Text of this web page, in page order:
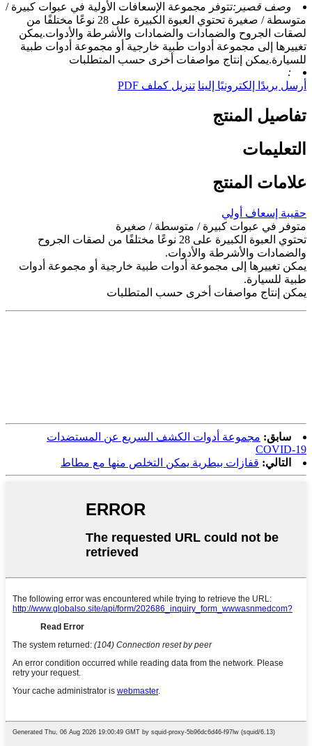
وصف قصير:تتوفر مجموعة الإسعافات الأولية في عبوات كبيرة /
متوسطة / صغيرة تحتوي العبوة الكبيرة على 28 نوعًا مختلفًا من
لصقات الجروح والضمادات والضمادات والأشرطة والأدوات.يمكن
تغييرها إلى مجموعة أدوات طبية خارجية أو مجموعة أدوات طبية
للسيارة.يمكن إنتاج مواصفات أخرى حسب المتطلبات
:
أرسل بريدًا إلكترونيًا إلينا تنزيل كملف PDF
تفاصيل المنتج
التعليمات
علامات المنتج
حقيبة إسعاف أولي
متوفر في عبوات كبيرة / متوسطة / صغيرة
تحتوي العبوة الكبيرة على 28 نوعًا مختلفًا من لصقات الجروح
والضمادات والأشرطة والأدوات.
يمكن تغييرها إلى مجموعة أدوات طبية خارجية أو مجموعة أدوات
طبية للسيارة.
يمكن إنتاج مواصفات أخرى حسب المتطلبات
سابق: مجموعة أدوات الكشف السريع عن المستضدات
COVID-19
التالي: قفازات بيطرية يمكن التخلص منها مع مطاط